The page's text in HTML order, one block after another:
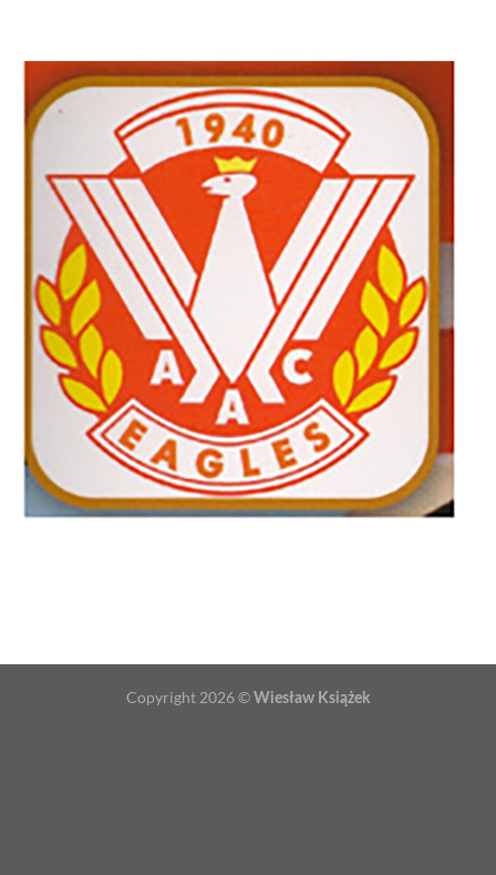
Copyright 2026 © Wiesław Książek